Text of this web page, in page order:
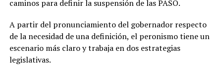
caminos para definir la suspensión de las PASO.
A partir del pronunciamiento del gobernador respecto
de la necesidad de una definición, el peronismo tiene un
escenario más claro y trabaja en dos estrategias
legislativas.